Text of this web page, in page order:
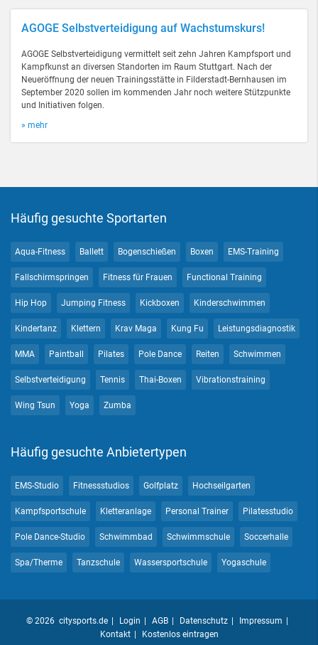
AGOGE Selbstverteidigung auf Wachstumskurs!
AGOGE Selbstverteidigung vermittelt seit zehn Jahren Kampfsport und
Kampfkunst an diversen Standorten im Raum Stuttgart. Nach der
Neueröffnung der neuen Trainingsstätte in Filderstadt-Bernhausen im
September 2020 sollen im kommenden Jahr noch weitere Stützpunkte
und Initiativen folgen.
» mehr
Häufig gesuchte Sportarten
Aqua-Fitness Ballett Bogenschießen Boxen EMS-Training
Fallschirmspringen Fitness für Frauen Functional Training
Hip Hop Jumping Fitness Kickboxen Kinderschwimmen
Kindertanz Klettern Krav Maga Kung Fu Leistungsdiagnostik
MMA Paintball Pilates Pole Dance Reiten Schwimmen
Selbstverteidigung Tennis Thai-Boxen Vibrationstraining
Wing Tsun Yoga Zumba
Häufig gesuchte Anbietertypen
EMS-Studio Fitnessstudios Golfplatz Hochseilgarten
Kampfsportschule Kletteranlage Personal Trainer Pilatesstudio
Pole Dance-Studio Schwimmbad Schwimmschule Soccerhalle
Spa/Therme Tanzschule Wassersportschule Yogaschule
© 2026 citysports.de Login AGB Datenschutz
Impressum
Kontakt
Kostenlos eintragen